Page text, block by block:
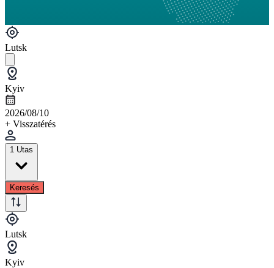
Lutsk
Kyiv
2026/08/10
+ Visszatérés
1 Utas
Keresés
Lutsk
Kyiv